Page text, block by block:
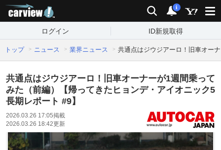
検索 通知
i
ログイン ID新規取得
トップ ニュース 業界ニュース 共通点はジウジアーロ！旧車オー
共通点はジウジアーロ！旧車オーナーが1週間乗って
みた（前編）【帰ってきたヒョンデ・アイオニック5
長期レポート #9】
2026.03.26 17:05掲載
2026.03.26 18:42更新